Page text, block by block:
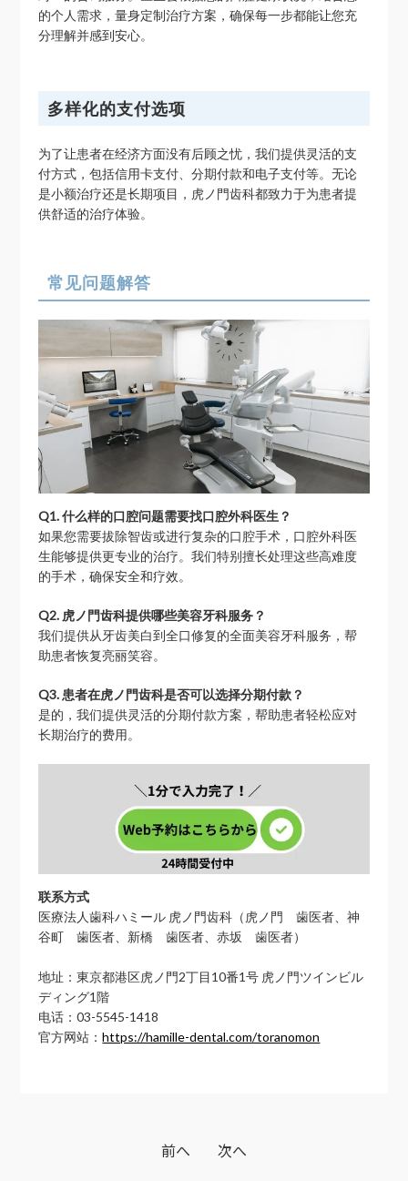
的个人需求，量身定制治疗方案，确保每一步都能让您充
分理解并感到安心。
多样化的支付选项
为了让患者在经济方面没有后顾之忧，我们提供灵活的支
付方式，包括信用卡支付、分期付款和电子支付等。无论
是小额治疗还是长期项目，虎ノ門齿科都致力于为患者提
供舒适的治疗体验。
常见问题解答
Q1. 什么样的口腔问题需要找口腔外科医生？
如果您需要拔除智齿或进行复杂的口腔手术，口腔外科医
生能够提供更专业的治疗。我们特别擅长处理这些高难度
的手术，确保安全和疗效。
Q2. 虎ノ門齿科提供哪些美容牙科服务？
我们提供从牙齿美白到全口修复的全面美容牙科服务，帮
助患者恢复亮丽笑容。
Q3. 患者在虎ノ門齿科是否可以选择分期付款？
是的，我们提供灵活的分期付款方案，帮助患者轻松应对
长期治疗的费用。
联系方式
医療法人歯科ハミール 虎ノ門齿科（虎ノ門 歯医者、神
谷町 歯医者、新橋 歯医者、赤坂 歯医者）
地址：東京都港区虎ノ門2丁目10番1号 虎ノ門ツインビル
ディング1階
电话：03-5545-1418
官方网站：https://hamille-dental.com/toranomon
前へ 次へ